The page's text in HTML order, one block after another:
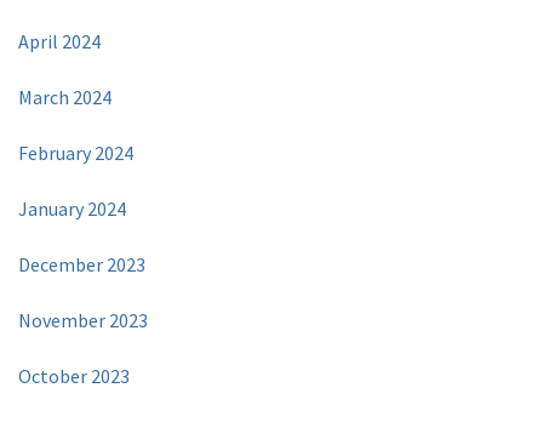
April 2024
March 2024
February 2024
January 2024
December 2023
November 2023
October 2023